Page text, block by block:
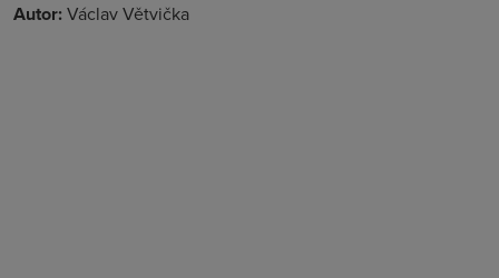
Autor: Václav Větvička